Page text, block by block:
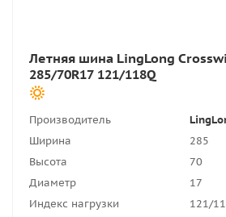
Летняя шина LingLong
285/70R17 121/118Q
Производитель
Ширина
285
Высота
70
Диаметр
17
Индекс нагрузки
121/